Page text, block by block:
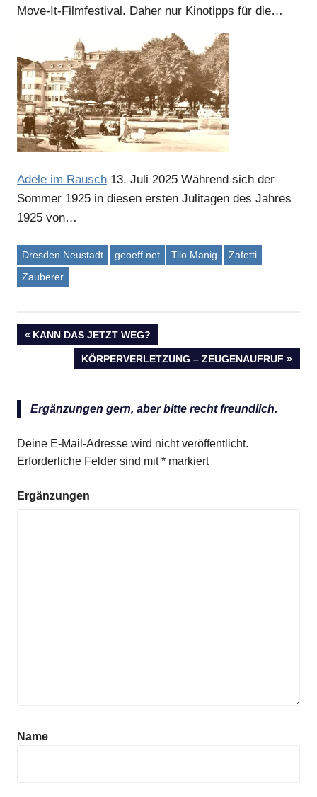
Move-It-Filmfestival. Daher nur Kinotipps für die…
Adele im Rausch 13. Juli 2025 Während sich der
Sommer 1925 in diesen ersten Julitagen des Jahres
1925 von…
Dresden Neustadt geoeff.net Tilo Manig
Zafetti
Zauberer
Beitragsnavigation
VORHERIGER
BEITRAG:
KANN DAS JETZT WEG?
NÄCHSTER
KÖRPERVERLETZUNG – ZEUGENAUFRUF
Ergänzungen gern, aber bitte recht freundlich.
Deine E-Mail-Adresse wird nicht veröffentlicht.
Erforderliche Felder sind mit* markiert
Ergänzungen
Name